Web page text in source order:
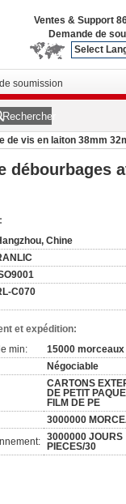
Ventes & Support
Demande de
Select
soumission
Rechercher
de vis en laiton 38mm
débourbages
Chine
C070
et expédition:
min:
15000 morceaux
Négociable
CARTONS
DE PETIT
FILM DE PE
3000000
3000000 JOURS
PIECES/30